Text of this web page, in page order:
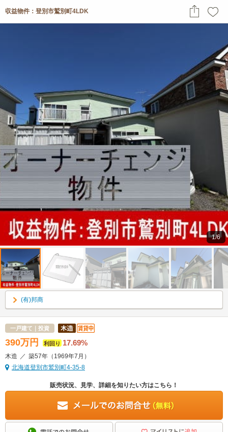
1/6
(有)邦商
収益物件：登別市鷲別町4LDK
一戸建て｜投資
390万 円 利回り 17.69%
木造 ／ 築57年 （1969年7月）
北海道登別市鷲別町4-35-8
販売状況、見学、詳細を知りたい方はこちら！